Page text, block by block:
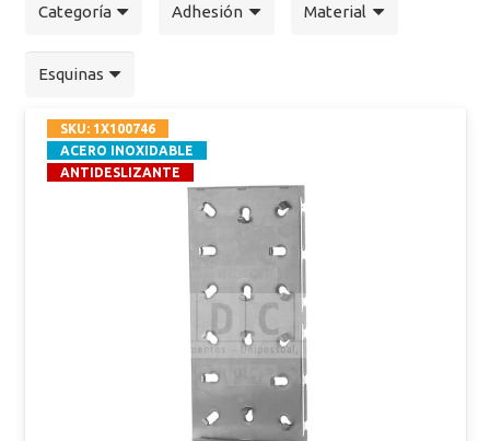
Categoría Adhesión Material
Esquinas
SKU: 1X100746
ACERO INOXIDABLE
ANTIDESLIZANTE